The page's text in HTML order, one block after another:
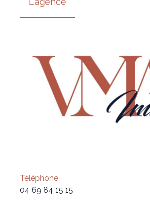
Téléphone
04 69 84 15 15